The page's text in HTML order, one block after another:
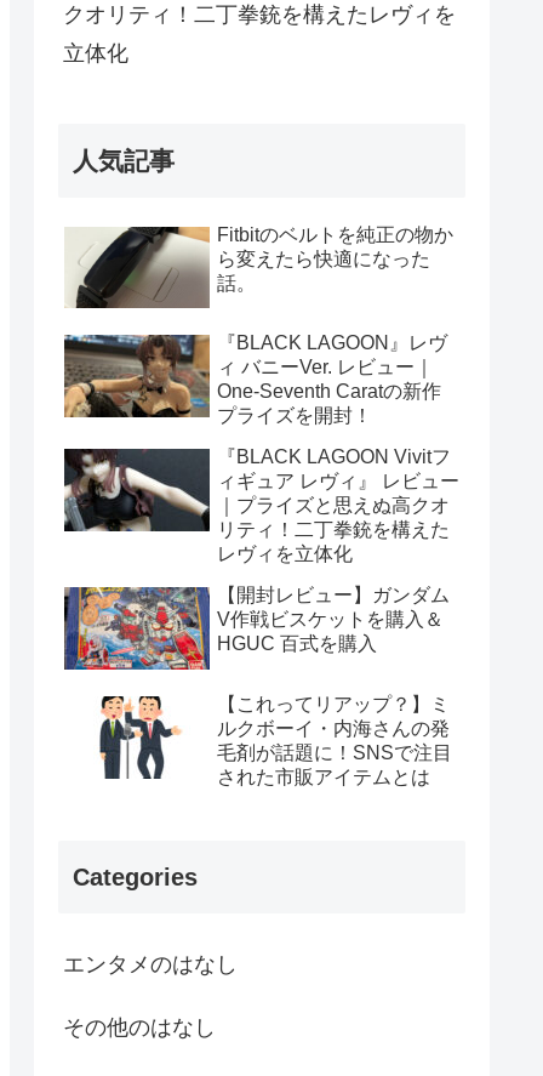
クオリティ！二丁拳銃を構えたレヴィを
立体化
人気記事
Fitbitのベルトを純正の物か
ら変えたら快適になった
話。
『BLACK LAGOON』レヴ
ィ バニーVer. レビュー｜
One-Seventh Caratの新作
プライズを開封！
『BLACK LAGOON Vivitフ
ィギュア レヴィ』 レビュー
｜プライズと思えぬ高クオ
リティ！二丁拳銃を構えた
レヴィを立体化
【開封レビュー】ガンダム
V作戦ビスケットを購入＆
HGUC 百式を購入
【これってリアップ？】ミ
ルクボーイ・内海さんの発
毛剤が話題に！SNSで注目
された市販アイテムとは
Categories
エンタメのはなし
その他のはなし